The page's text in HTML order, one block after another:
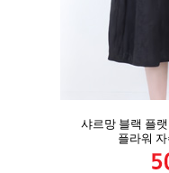
샤르망 블랙 플
플라워